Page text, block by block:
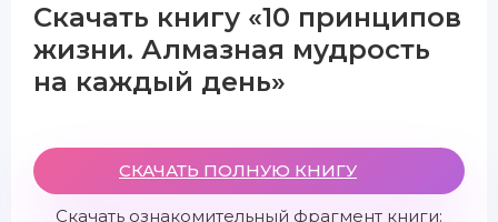
Скачать книгу «10 принципов
жизни. Алмазная мудрость
на каждый день»
СКАЧАТЬ ПОЛНУЮ КНИГУ
Скачать ознакомительный фрагмент книги: